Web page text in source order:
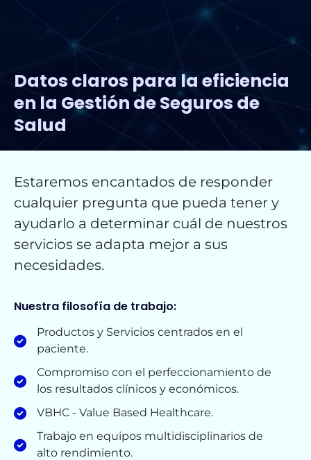
Datos claros para la eficiencia
en la Gestión de Seguros de
Salud
Estaremos encantados de responder
cualquier pregunta que pueda tener y
ayudarlo a determinar cuál de nuestros
servicios se adapta mejor a sus
necesidades.
Nuestra filosofía de trabajo:
Productos y Servicios centrados en el
paciente.
Compromiso con el perfeccionamiento de
los resultados clínicos y económicos.
VBHC - Value Based Healthcare.
Trabajo en equipos multidisciplinarios de
alto rendimiento.